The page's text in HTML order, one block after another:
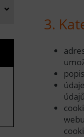
3.
údajů